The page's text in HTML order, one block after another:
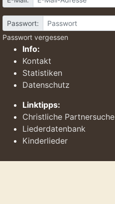
Passwort:
Passwort vergessen
Info:
Kontakt
Statistiken
Datenschutz
Linktipps:
Christliche Partnersuche
Liederdatenbank
Kinderlieder